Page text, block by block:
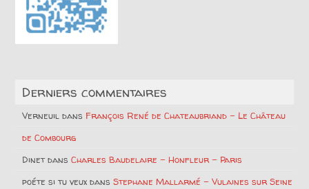
Derniers commentaires
Verneuil dans François René de Chateaubriand – Le Château
de Combourg
DinetdansCharles Baudelaire – Honfleur – Paris
poéte si tu veux dansStephane Mallarmé – Vulaines sur Seine